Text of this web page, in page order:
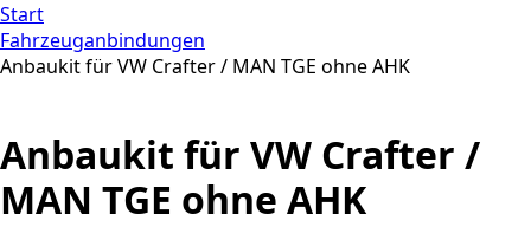
Start
Fahrzeuganbindungen
Anbaukit für VW Crafter / MAN TGE ohne AHK
Anbaukit für VW Crafter /
MAN TGE ohne AHK